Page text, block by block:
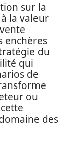
sur la
la valeur
enchères
du
qui
de
ou
des